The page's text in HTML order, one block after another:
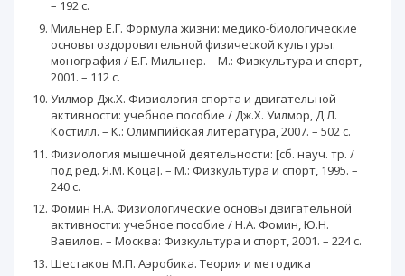
– 192 с.
Мильнер Е.Г. Формула жизни: медико-биологические
основы оздоровительной физической культуры:
монография / Е.Г. Мильнер. – М.: Физкультура и спорт,
2001. – 112 с.
Уилмор Дж.X. Физиология спорта и двигательной
активности: учебное пособие / Дж.X. Уилмор, Д.Л.
Костилл. – К.: Олимпийская литература, 2007. – 502 с.
Физиология мышечной деятельности: [сб. науч. тр. /
под ред. Я.М. Коца]. – М.: Физкультура и спорт, 1995. –
240 с.
Фомин Н.А. Физиологические основы двигательной
активности: учебное пособие / Н.А. Фомин, Ю.Н.
Вавилов. – Москва: Физкультура и спорт, 2001. – 224 с.
Шестаков М.П. Аэробика. Теория и методика